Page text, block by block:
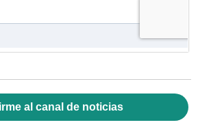
al canal de noticias